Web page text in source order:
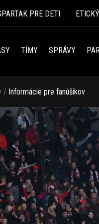
PRE DETI
TÍMY SPRÁVY
/ Informácie pre fanúšikov